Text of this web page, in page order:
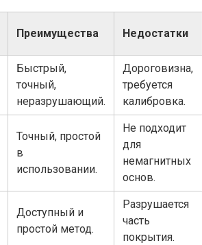
Преимущества Недостатки
Быстрый,
точный,
неразрушающий.
Дороговизна,
требуется
калибровка.
Точный, простой
в
использовании.
Не подходит
для
немагнитных
основ.
Доступный и
простой метод.
Разрушается
часть
покрытия.